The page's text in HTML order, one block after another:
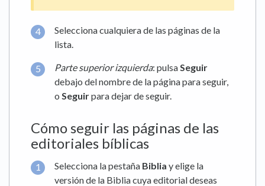
Selecciona cualquiera de las páginas de la
lista.
Parte superior izquierda: pulsaSeguir
debajo del nombre de la página para seguir,
o Seguirpara dejar de seguir.
Cómo seguir las páginas de las
editoriales bíblicas
Selecciona la pestaña Biblia y elige la
versión de la Biblia cuya editorial deseas